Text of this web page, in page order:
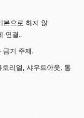
본으로 하지 않
연결.
금기 주제.
리얼, 샤우트아웃, 통